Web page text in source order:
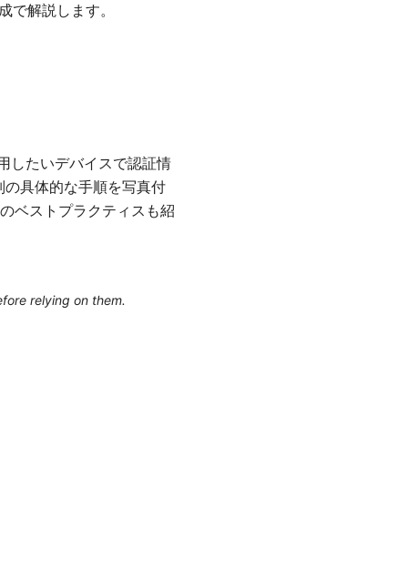
で解説します。
したいデバイスで認証情
具体的な手順を写真付
ベストプラクティスも紹
relying on them.